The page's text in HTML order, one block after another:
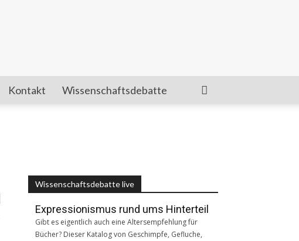
Kontakt Wissenschaftsdebatte
Wissenschaftsdebatte live
Expressionismus rund ums Hinterteil
Gibt es eigentlich auch eine Altersempfehlung für
Bücher? Dieser Katalog von Geschimpfe, Gefluche,